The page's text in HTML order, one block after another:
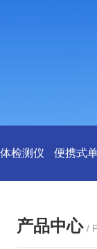
检测仪 便携式
产品中心 /